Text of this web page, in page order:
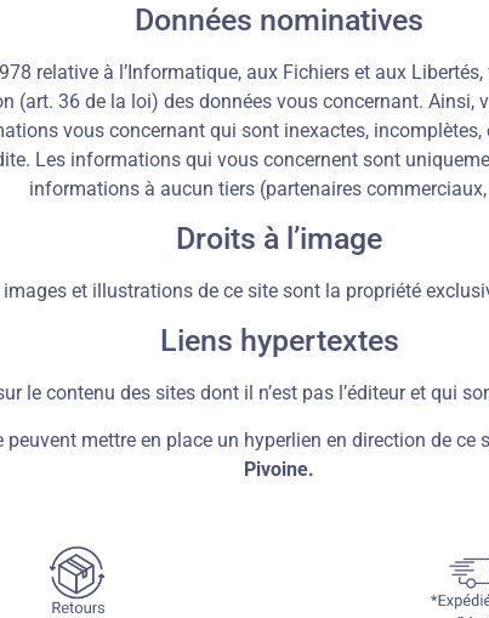
Données nominatives
relative à l’Informatique, aux Fichiers et aux
(art. 36 de la loi) des données vous concernant.
vous concernant qui sont inexactes,
Les informations qui vous concernent sont
informations à aucun tiers (partenaires
Droits à l’image
et illustrations de ce site sont la propriété
Liens hypertextes
le contenu des sites dont il n’est pas l’éditeur et qui
mettre en place un hyperlien en direction de ce
Pivoine.